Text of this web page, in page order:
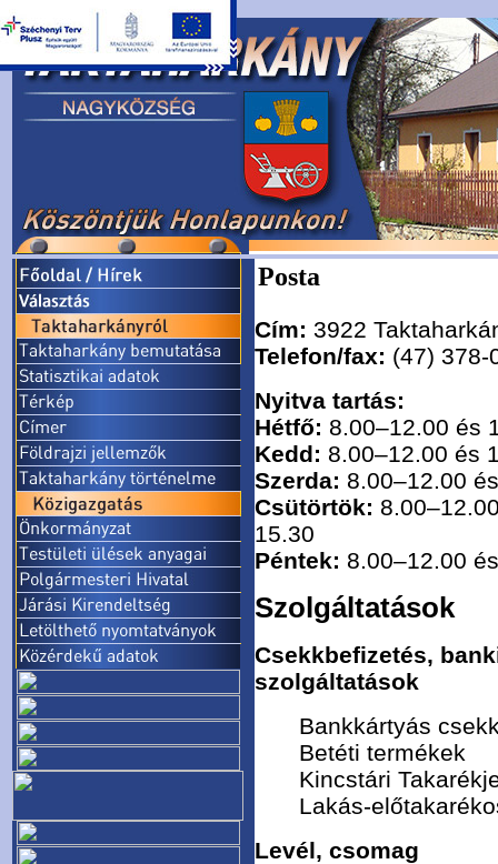
Posta
Cím: 3922
Telefon/fax: (47) 378-
Nyitva tartás:
Hétfő: 8.00–12.00 és
Kedd: 8.00–12.00 és
Szerda: 8.00–12.00
Csütörtök:
15.30
Péntek: 8.00–12.00
Szolgáltatások
Csekkbefizetés,
szolgáltatások
Bankkártyás
Betéti termékek
Kincstári
Lakás-
Levél, csomag